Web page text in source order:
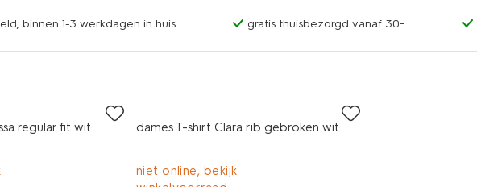
binnen 1-3 werkdagen in huis gratis thuisbezorgd vanaf 30.-
regular fit wit dames T-shirt Clara rib gebroken wit
niet online, bekijk